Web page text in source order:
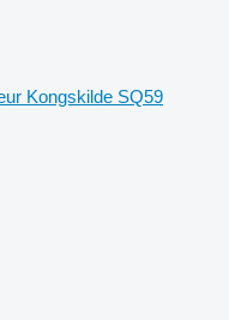
Kongskilde SQ59